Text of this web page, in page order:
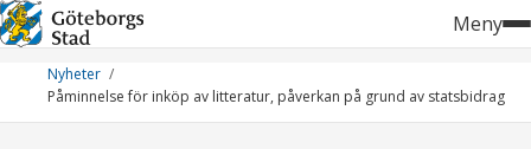
Hoppa
till
innehåll
Meny
Nyheter
Påminnelse för inköp av litteratur, påverkan på grund av statsbidrag